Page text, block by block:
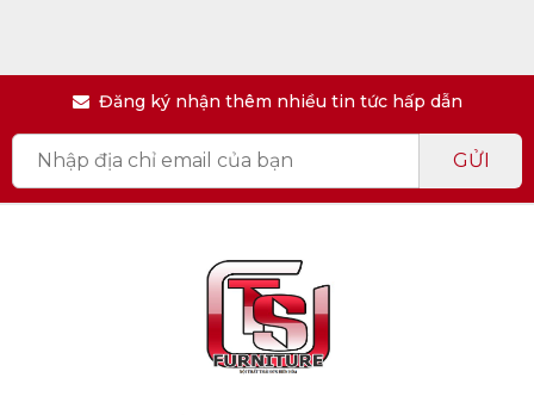
Đăng ký nhận thêm nhiều tin tức hấp dẫn
GỬI